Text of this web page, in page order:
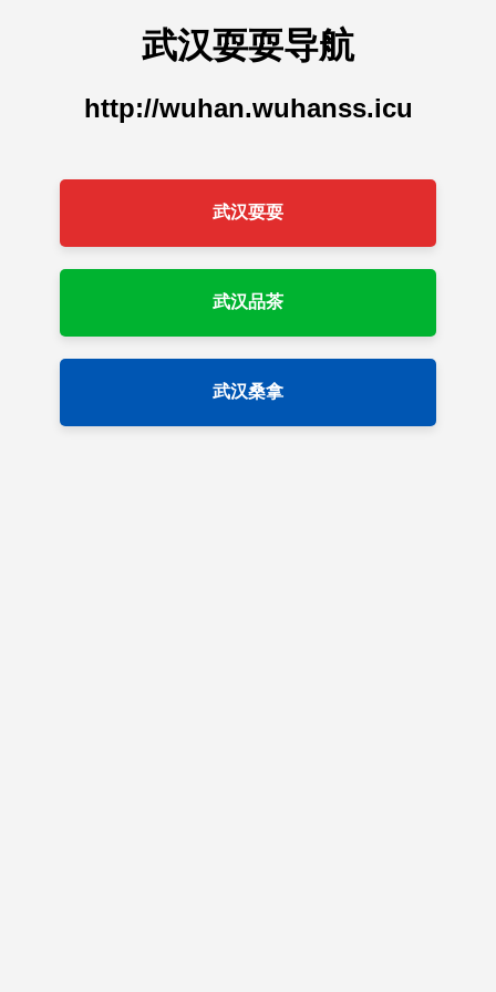
武汉耍耍导航
http://wuhan.wuhanss.icu
武汉耍耍
武汉品茶
武汉桑拿